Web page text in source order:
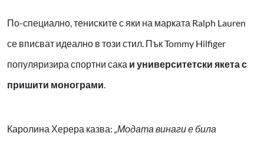
По-специално, тениските с яки на марката Ralph Lauren
се вписват идеално в този стил. Пък Tommy Hilfiger
популяризира спортни сака и университетски якета с
пришити монограми
Каролина Херера казва: „Модата винаги е била